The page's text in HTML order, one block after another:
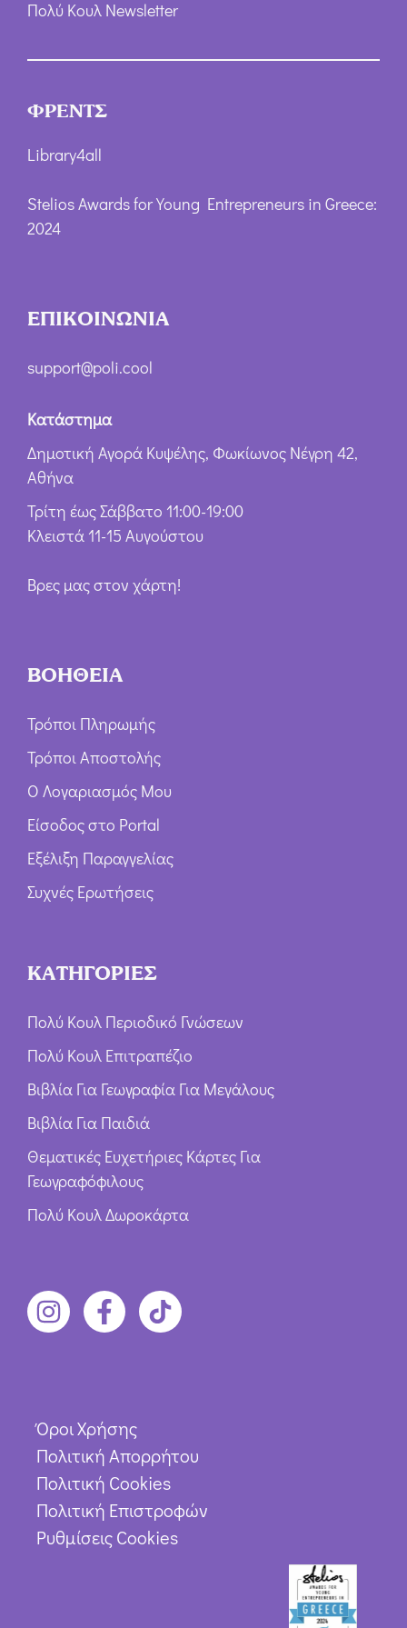
Πολύ Κουλ Newsletter
ΦΡΕΝΤΣ
Library4all
Stelios Awards for Young Entrepreneurs in Greece:
2024
ΕΠΙΚΟΙΝΩΝΙΑ
support@poli.cool
Κατάστημα
Δημοτική Αγορά Κυψέλης, Φωκίωνος Νέγρη 42,
Αθήνα
Τρίτη έως Σάββατο 11:00-19:00
Κλειστά 11-15 Αυγούστου
Βρες μας στον χάρτη!
ΒΟΗΘΕΙΑ
Τρόποι Πληρωμής
Τρόποι Αποστολής
Ο Λογαριασμός Μου
Είσοδος στο Portal
Εξέλιξη Παραγγελίας
Συχνές Ερωτήσεις
ΚΑΤΗΓΟΡΙΕΣ
Πολύ Κουλ Περιοδικό Γνώσεων
Πολύ Κουλ Επιτραπέζιο
Βιβλία Για Γεωγραφία Για Μεγάλους
Βιβλία Για Παιδιά
Θεματικές Ευχετήριες Κάρτες Για
Γεωγραφόφιλους
Πολύ Κουλ Δωροκάρτα
Όροι Χρήσης
Πολιτική Απορρήτου
Πολιτική Cookies
Πολιτική Επιστροφών
Ρυθμίσεις Cookies